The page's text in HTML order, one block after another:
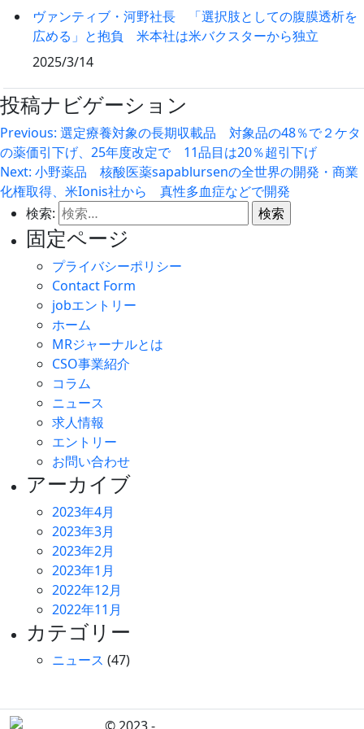
ヴァンティブ・河野社長 「選択肢としての腹膜透析を
広める」と抱負 米本社は米バクスターから独立
2025/3/14
投稿ナビゲーション
Previous: 選定療養対象の長期収載品 対象品の48％で２ケタ
の薬価引下げ、25年度改定で 11品目は20％超引下げ
Next: 小野薬品 核酸医薬sapablursenの全世界の開発・商業
化権取得、米Ionis社から 真性多血症などで開発
検索:
固定ページ
プライバシーポリシー
Contact Form
jobエントリー
ホーム
MRジャーナルとは
CSO事業紹介
コラム
ニュース
求人情報
エントリー
お問い合わせ
アーカイブ
2023年4月
2023年3月
2023年2月
2023年1月
2022年12月
2022年11月
カテゴリー
ニュース (47)